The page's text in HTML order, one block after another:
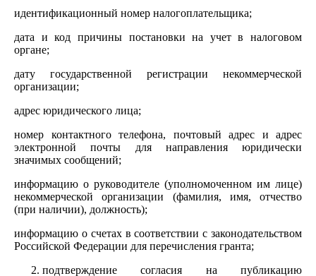
идентификационный номер налогоплательщика;
дата и код причины постановки на учет в налоговом
органе;
дату государственной регистрации некоммерческой
организации;
адрес юридического лица;
номер контактного телефона, почтовый адрес и адрес
электронной почты для направления юридически
значимых сообщений;
информацию о руководителе (уполномоченном им лице)
некоммерческой организации (фамилия, имя, отчество
(при наличии), должность);
информацию о счетах в соответствии с законодательством
Российской Федерации для перечисления гранта;
подтверждение согласия на публикацию